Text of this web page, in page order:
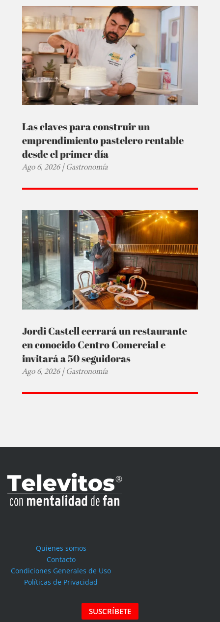
Las claves para construir un
emprendimiento pastelero rentable
desde el primer día
Ago 6, 2026|Gastronomía
Jordi Castell cerrará un restaurante
en conocido Centro Comercial e
invitará a 50 seguidoras
Ago 6, 2026|Gastronomía
Quienes somos
Contacto
Condiciones Generales de Uso
Políticas de Privacidad
SUSCRÍBETE